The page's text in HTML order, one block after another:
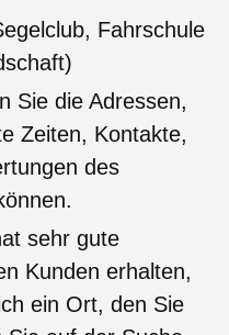
Fahrschule
Sie die Adressen,
Zeiten, Kontakte,
des
sehr gute
Kunden erhalten,
ein Ort, den Sie